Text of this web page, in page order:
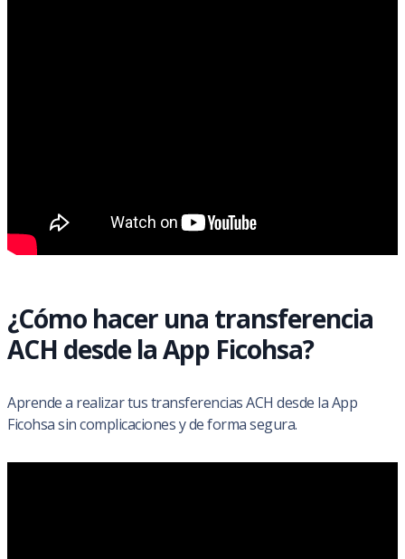
¿Cómo hacer una transferencia
ACH desde la App Ficohsa?
Aprende a realizar tus transferencias ACH desde la App
Ficohsa sin complicaciones y de forma segura.